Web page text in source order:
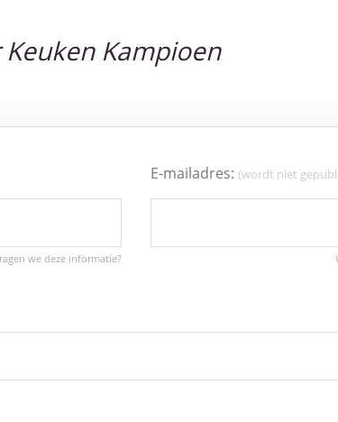
Kampioen
E-mailadres:(wordt niet